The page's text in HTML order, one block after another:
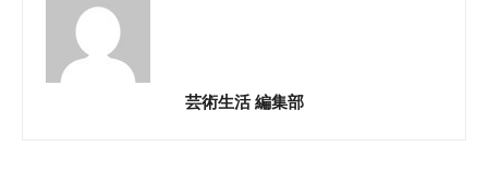
芸術生活 編集部